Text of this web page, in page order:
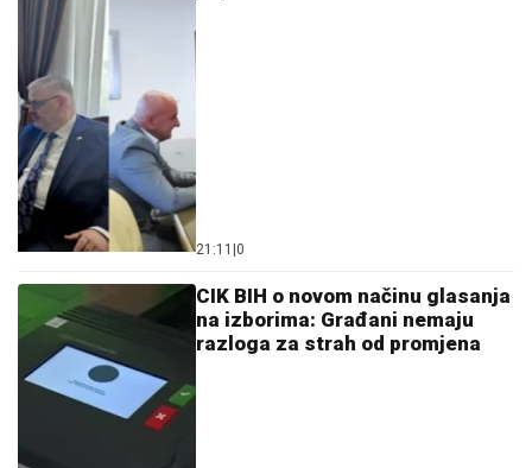
Сазнања „Политике”: Ко је поставио замку
Митрополиту Методију у Горњем Заостру
05. 08. 2026 15:45